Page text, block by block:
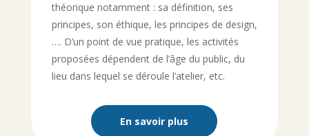
théorique notamment : sa définition, ses
principes, son éthique, les principes de design,
…. D’un point de vue pratique, les activités
proposées dépendent de l’âge du public, du
lieu dans lequel se déroule l’atelier, etc.
En savoir plus